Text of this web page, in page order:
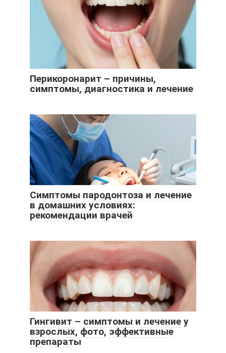
Перикоронарит – причины,
симптомы, диагностика и лечение
Симптомы пародонтоза и лечение
в домашних условиях:
рекомендации врачей
Гингивит – симптомы и лечение у
взрослых, фото, эффективные
препараты